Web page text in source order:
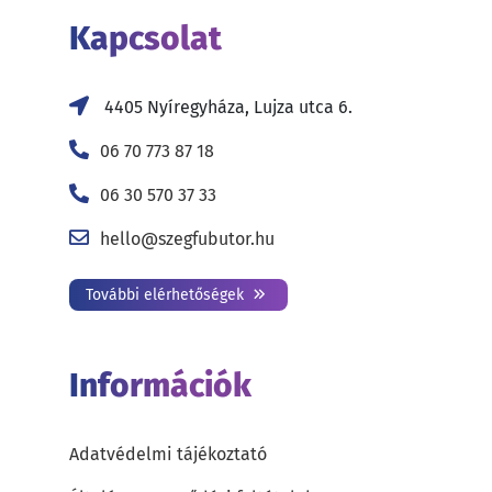
Kapcsolat
4405 Nyíregyháza, Lujza utca 6.
06 70 773 87 18
06 30 570 37 33
hello@szegfubutor.hu
További elérhetőségek
Információk
Adatvédelmi tájékoztató